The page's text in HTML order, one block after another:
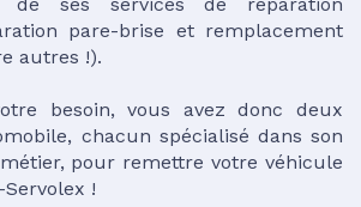
ses services de réparation
pare-brise et remplacement
autres !).
besoin, vous avez donc deux
chacun spécialisé dans son
pour remettre votre véhicule
!